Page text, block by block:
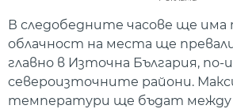
В следобедните часове ще има
облачност на места ще
главно в Източна България,
североизточните райони.
температури ще бъдат между